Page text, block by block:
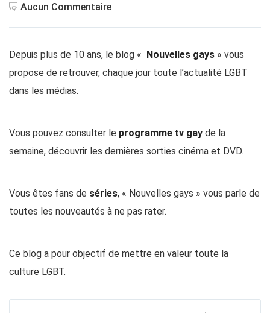
Aucun Commentaire
Depuis plus de 10 ans, le blog « Nouvelles gays » vous
propose de retrouver, chaque jour toute l’actualité LGBT
dans les médias.
Vous pouvez consulter le programme tv gay de la
semaine, découvrir les dernières sorties cinéma et DVD.
Vous êtes fans de séries, « Nouvelles gays » vous parle de
toutes les nouveautés à ne pas rater.
Ce blog a pour objectif de mettre en valeur toute la
culture LGBT.